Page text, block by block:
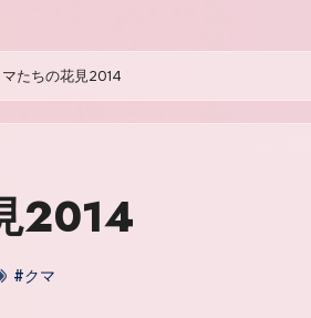
マたちの花見2014
2014
#クマ